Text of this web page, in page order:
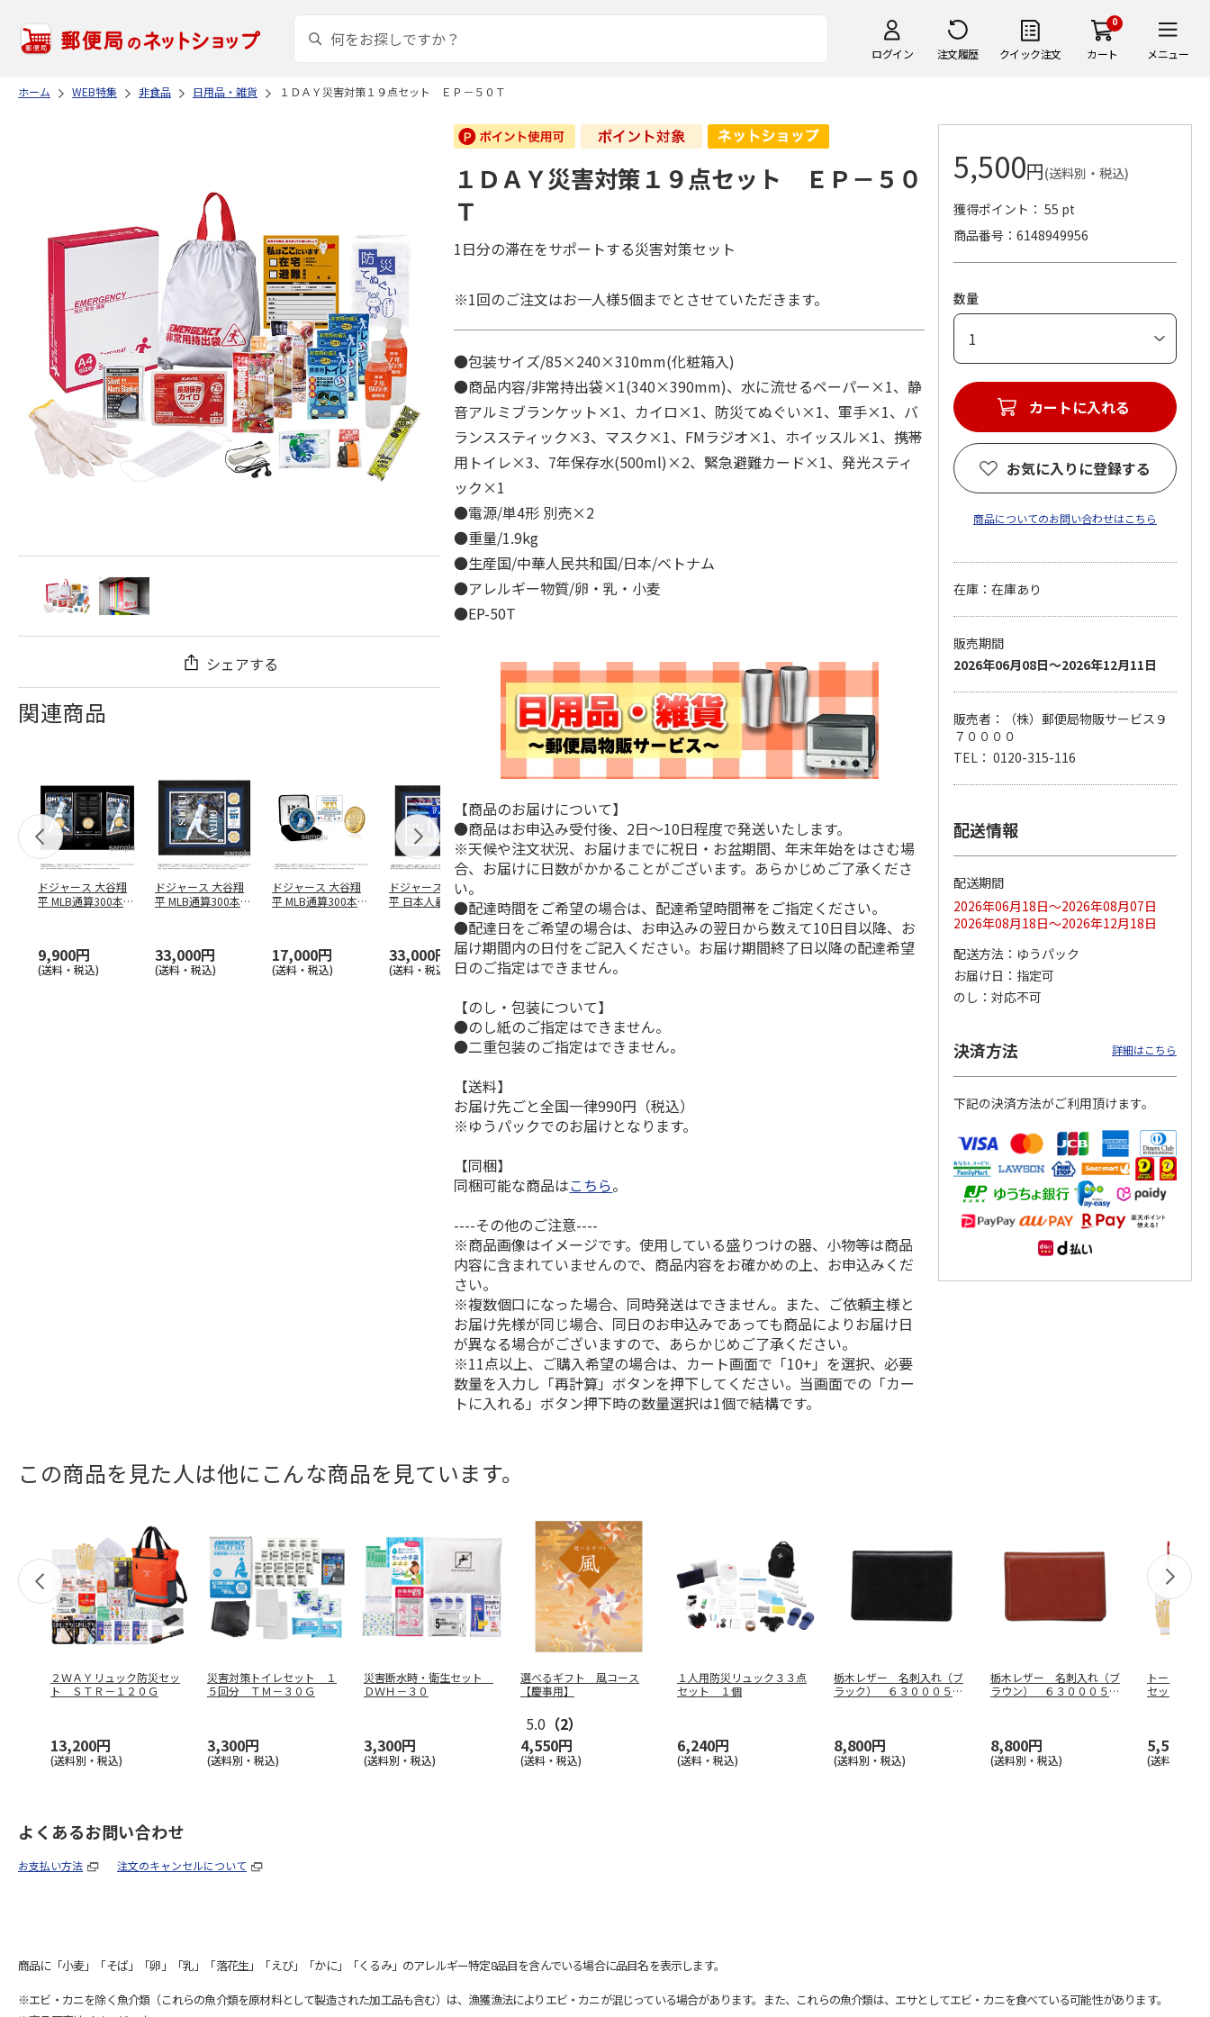
ログイン 注文履歴 クイック注文
0
カート メニュー
ホーム WEB特集 非食品 日用品・雑貨 １ＤＡＹ災害対策１９点セット ＥＰ－５０Ｔ
シェアする
関連商品
ドジャース 大谷翔
平 MLB通算300本塁
9,900円
(送料・税込)
ドジャース 大谷翔
平 MLB通算300本塁
33,000円
(送料・税込)
ドジャース 大谷翔
平 MLB通算300本塁
17,000円
(送料・税込)
ドジャース 大谷翔
平 日本人最多53試
合連続出塁記念 ダ
33,000円
(送料・税込)
谷翔平 2026 NL 3・
4月投手…
33,000円
(送料・税込)
平 日本人最多53試
合連続出塁記念 コ
イ
…
9,900円
谷翔平・山本由伸・
佐々木朗希 日本人 …
8,500円
谷翔平 2026 NL 3・
4月投手
17,000円
ドジャース 大谷翔
平 日本人最多53試
合連続出塁記念 シ
ル…
17,000円
(送料・税込)
谷翔平 2026 NL 3・
4月投手…
１ＤＡＹ災害対策１９点セット ＥＰ－５０
Ｔ
1日分の滞在をサポートする災害対策セット
※1回のご注文はお一人様5個までとさせていただきます。
●包装サイズ/85×240×310mm(化粧箱入)
●商品内容/非常持出袋×1(340×390mm)、水に流せるペーパー×1、静
音アルミブランケット×1、カイロ×1、防災てぬぐい×1、軍手×1、バ
ランススティック×3、マスク×1、FMラジオ×1、ホイッスル×1、携帯
用トイレ×3、7年保存水(500ml)×2、緊急避難カード×1、発光スティ
ック×1
●電源/単4形 別売×2
●重量/1.9kg
●生産国/中華人民共和国/日本/ベトナム
●アレルギー物質/卵・乳・小麦
●EP-50T
【商品のお届けについて】
●商品はお申込み受付後、2日～10日程度で発送いたします。
※天候や注文状況、お届けまでに祝日・お盆期間、年末年始をはさむ場
合、お届けに日数がかかることがございます。あらかじめご了承くださ
い。
●配達時間をご希望の場合は、配達希望時間帯をご指定ください。
●配達日をご希望の場合は、お申込みの翌日から数えて10日目以降、お
届け期間内の日付をご記入ください。お届け期間終了日以降の配達希望
日のご指定はできません。
【のし・包装について】
●のし紙のご指定はできません。
●二重包装のご指定はできません。
【送料】
お届け先ごと全国一律990円（税込）
※ゆうパックでのお届けとなります。
【同梱】
同梱可能な商品はこちら。
----その他のご注意----
※商品画像はイメージです。使用している盛りつけの器、小物等は商品
内容に含まれていませんので、商品内容をお確かめの上、お申込みくだ
さい。
※複数個口になった場合、同時発送はできません。また、ご依頼主様と
お届け先様が同じ場合、同日のお申込みであっても商品によりお届け日
が異なる場合がございますので、あらかじめご了承ください。
※11点以上、ご購入希望の場合は、カート画面で「10+」を選択、必要
数量を入力し「再計算」ボタンを押下してください。当画面での「カー
トに入れる」ボタン押下時の数量選択は1個で結構です。
5,500円(送料別・税込)
獲得ポイント： 55 pt
商品番号
6148949956
数量
カートに入れる
お気に入りに登録する
商品についてのお問い合わせはこちら
在庫：在庫あり
販売期間
2026年06月08日～2026年12月11日
販売者：（株）郵便局物販サービス９
７００００
TEL： 0120-315-116
配送情報
配送期間
2026年06月18日～2026年08月07日
2026年08月18日～2026年12月18日
配送方法
ゆうパック
お届け日
指定可
のし
対応不可
決済方法 詳細はこちら
下記の決済方法がご利用頂けます。
この商品を見た人は他にこんな商品を見ています。
２ＷＡＹリュック防災セッ
ト ＳＴＲ－１２０Ｇ
13,200円
(送料別・税込)
災害対策トイレセット １
５回分 ＴＭ－３０Ｇ
3,300円
(送料別・税込)
災害断水時・衛生セット
ＤＷＨ－３０
3,300円
(送料別・税込)
選べるギフト 風コース
【慶事用】
5.0 （2）
4,550円
(送料・税込)
１人用防災リュック３３点
セット １個
6,240円
(送料・税込)
栃木レザー 名刺入れ（ブ
ラック） ６３０００５－
8,800円
(送料別・税込)
栃木レザー 名刺入れ（ブ
ラウン） ６３０００５－
8,800円
(送料別・税込)
トートリュ
セット Ｓ
5,500円
(送料別・税
よくあるお問い合わせ
お支払い方法 注文のキャンセルについて
商品に「小麦」「そば」「卵」「乳」「落花生」「えび」「かに」「くるみ」のアレルギー特定8品目を含んでいる場合に品目名を表示します。
※エビ・カニを除く魚介類（これらの魚介類を原材料として製造された加工品も含む）は、漁獲漁法によりエビ・カニが混じっている場合があります。また、これらの魚介類は、エサとしてエビ・カニを食べている可能性があります。